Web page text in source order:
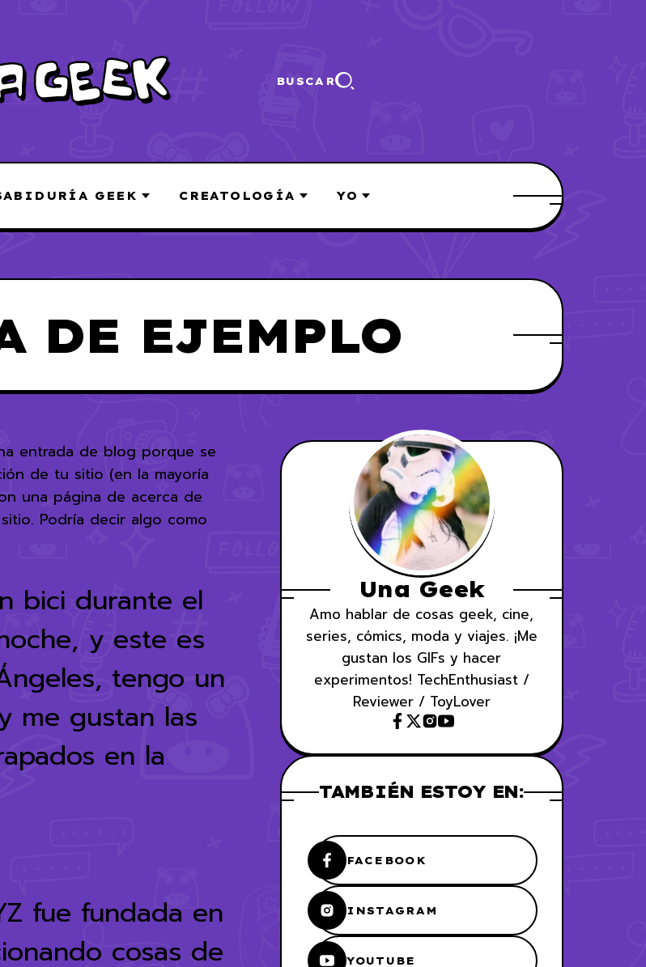
BUSCAR
GEEK CREATOLOGÍA YO
DE EJEMPLO
entrada de blog porque se
de tu sitio (en la mayoría
una página de acerca de
Podría decir algo como
bici durante el
y este es
tengo un
me gustan las
en la
fue fundada en
cosas de
Una Geek
Amo hablar de cosas geek, cine,
series, cómics, moda y viajes. ¡Me
gustan los GIFs y hacer
experimentos! TechEnthusiast /
Reviewer / ToyLover
TAMBIÉN ESTOY EN:
FACEBOOK
INSTAGRAM
YOUTUBE